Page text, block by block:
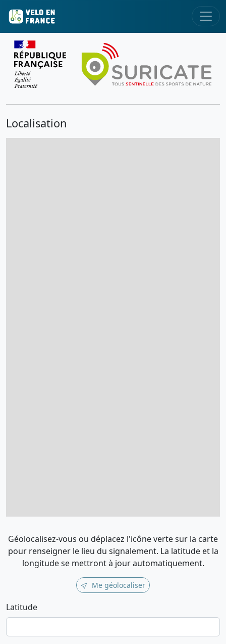
Localisation
Géolocalisez-vous ou déplacez l'icône verte sur la carte
pour renseigner le lieu du signalement. La latitude et la
longitude se mettront à jour automatiquement.
Me géolocaliser
Latitude